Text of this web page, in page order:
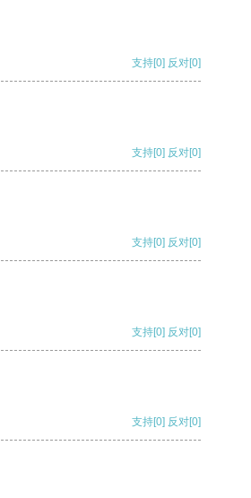
支持[0] 反对[0]
支持[0] 反对[0]
支持[0] 反对[0]
支持[0] 反对[0]
支持[0] 反对[0]